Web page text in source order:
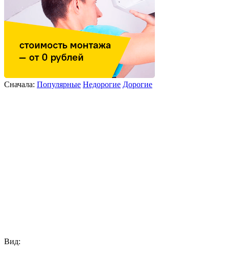
Сначала: Популярные Недорогие Дорогие
Вид: